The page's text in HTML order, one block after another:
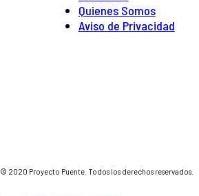
Quienes Somos
Aviso de Privacidad
© 2020 Proyecto Puente. Todos los derechos reservados.